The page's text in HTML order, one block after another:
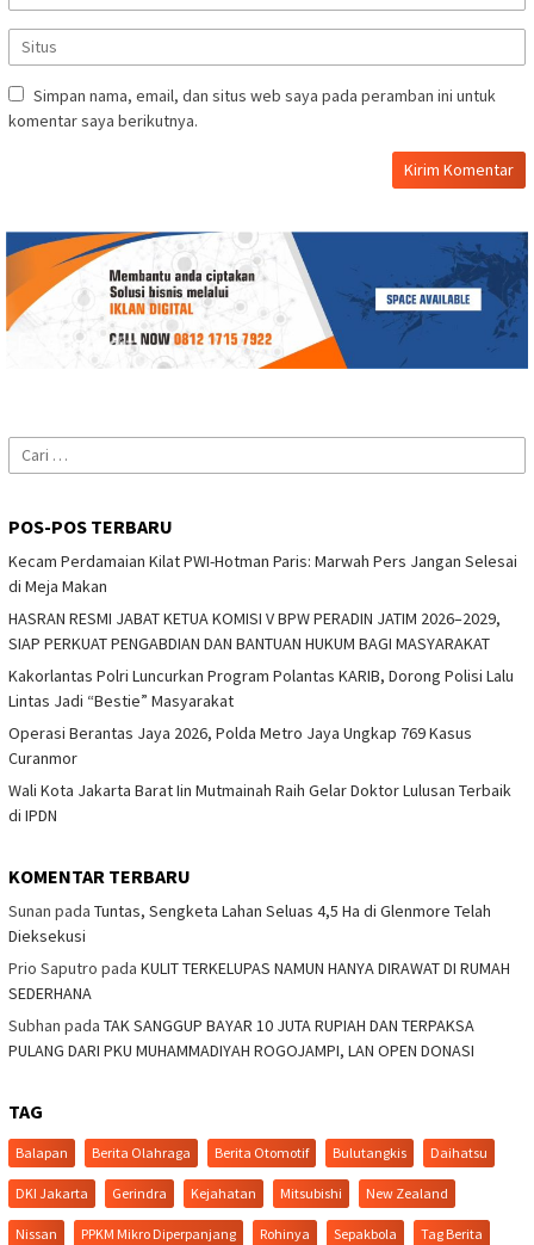
Simpan nama, email, dan situs web saya pada peramban ini untuk
komentar saya berikutnya.
Cari
untuk:
POS-POS TERBARU
Kecam Perdamaian Kilat PWI-Hotman Paris: Marwah Pers Jangan Selesai
di Meja Makan
HASRAN RESMI JABAT KETUA KOMISI V BPW PERADIN JATIM 2026–2029,
SIAP PERKUAT PENGABDIAN DAN BANTUAN HUKUM BAGI MASYARAKAT
Kakorlantas Polri Luncurkan Program Polantas KARIB, Dorong Polisi Lalu
Lintas Jadi “Bestie” Masyarakat
Operasi Berantas Jaya 2026, Polda Metro Jaya Ungkap 769 Kasus
Curanmor
Wali Kota Jakarta Barat Iin Mutmainah Raih Gelar Doktor Lulusan Terbaik
di IPDN
KOMENTAR TERBARU
Sunan pada Tuntas, Sengketa Lahan Seluas 4,5 Ha di Glenmore Telah
Dieksekusi
Prio Saputro pada KULIT TERKELUPAS NAMUN HANYA DIRAWAT DI RUMAH
SEDERHANA
Subhan pada TAK SANGGUP BAYAR 10 JUTA RUPIAH DAN TERPAKSA
PULANG DARI PKU MUHAMMADIYAH ROGOJAMPI, LAN OPEN DONASI
TAG
Balapan Berita Olahraga Berita Otomotif Bulutangkis Daihatsu
DKI Jakarta Gerindra Kejahatan Mitsubishi New Zealand
Nissan PPKM Mikro Diperpanjang Rohinya Sepakbola Tag Berita